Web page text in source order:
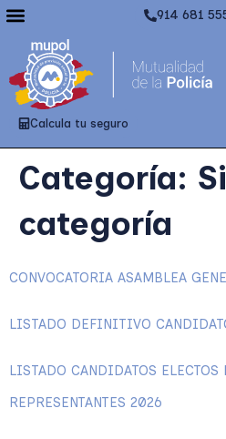
914 681
Calcula tu seguro
Categoría:
categoría
CONVOCATORIA ASAMBLEA
LISTADO DEFINITIVO
LISTADO CANDIDATOS ELECTOS
REPRESENTANTES 2026